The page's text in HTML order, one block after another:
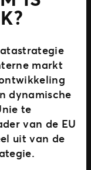
markt
dynamische
te
van de EU
uit van de